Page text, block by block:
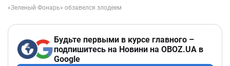
Будьте первыми в курсе главного –
подпишитесь на Новини на OBOZ.UA в
Google